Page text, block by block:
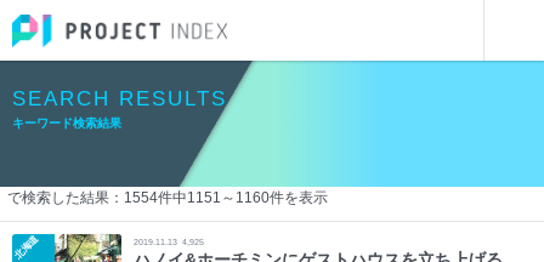
インターンシップを探す
SEARCH RESULTS
キーワード検索結果
で検索した結果： 1554件中1151 ～ 1160件を表示
北海道 2019.11.13 4,925